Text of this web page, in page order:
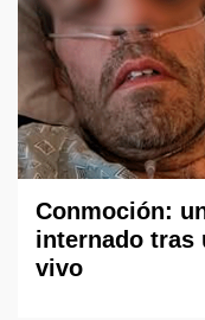
Conmoción:
internado tras
vivo